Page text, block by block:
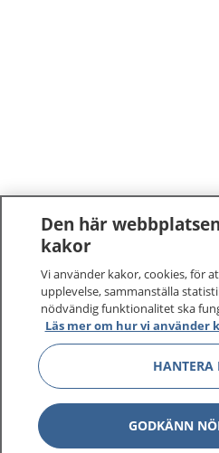
Den här
kakor
Vi använder kakor, cookies, för
upplevelse, sammanställa
nödvändig funktionalitet ska
Läs mer om hur vi använder
HANTERA
GODKÄNN